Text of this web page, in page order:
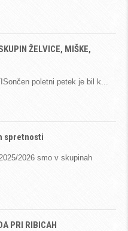
ŽELVICE, MIŠKE,
poletni petek je bil k
spretnosti
2026 smo v skupinah
PRI RIBICAH